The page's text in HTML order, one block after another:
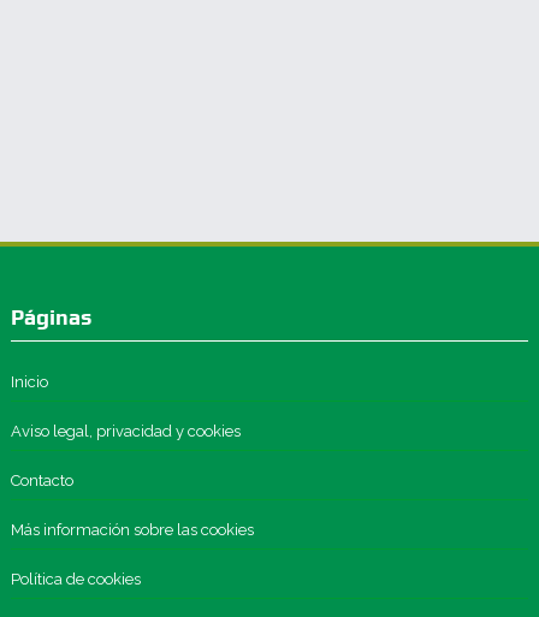
Páginas
Inicio
Aviso legal, privacidad y cookies
Contacto
Más información sobre las cookies
Política de cookies